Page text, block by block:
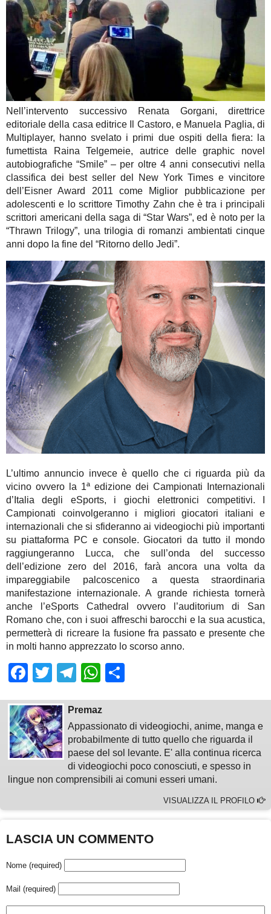
Nell’intervento successivo Renata Gorgani, direttrice
editoriale della casa editrice Il Castoro, e Manuela Paglia, di
Multiplayer, hanno svelato i primi due ospiti della fiera: la
fumettista Raina Telgemeie, autrice delle graphic novel
autobiografiche “Smile” – per oltre 4 anni consecutivi nella
classifica dei best seller del New York Times e vincitore
dell’Eisner Award 2011 come Miglior pubblicazione per
adolescenti e lo scrittore Timothy Zahn che è tra i principali
scrittori americani della saga di “Star Wars”, ed è noto per la
“Thrawn Trilogy”, una trilogia di romanzi ambientati cinque
anni dopo la fine del “Ritorno dello Jedi”.
L’ultimo annuncio invece è quello che ci riguarda più da
vicino ovvero la 1ª edizione dei Campionati Internazionali
d’Italia degli eSports, i giochi elettronici competitivi. I
Campionati coinvolgeranno i migliori giocatori italiani e
internazionali che si sfideranno ai videogiochi più importanti
su piattaforma PC e console. Giocatori da tutto il mondo
raggiungeranno Lucca, che sull’onda del successo
dell’edizione zero del 2016, farà ancora una volta da
impareggiabile palcoscenico a questa straordinaria
manifestazione internazionale. A grande richiesta tornerà
anche l’eSports Cathedral ovvero l’auditorium di San
Romano che, con i suoi affreschi barocchi e la sua acustica,
permetterà di ricreare la fusione fra passato e presente che
in molti hanno apprezzato lo scorso anno.
Facebook
TwitterTelegram
WhatsApp
Premaz
Appassionato di videogiochi, anime, manga e
probabilmente di tutto quello che riguarda il
paese del sol levante. E' alla continua ricerca
di videogiochi poco conosciuti, e spesso in
lingue non comprensibili ai comuni esseri umani.
VISUALIZZA IL PROFILO
LASCIA UN COMMENTO
Nome (required)
Mail (required)